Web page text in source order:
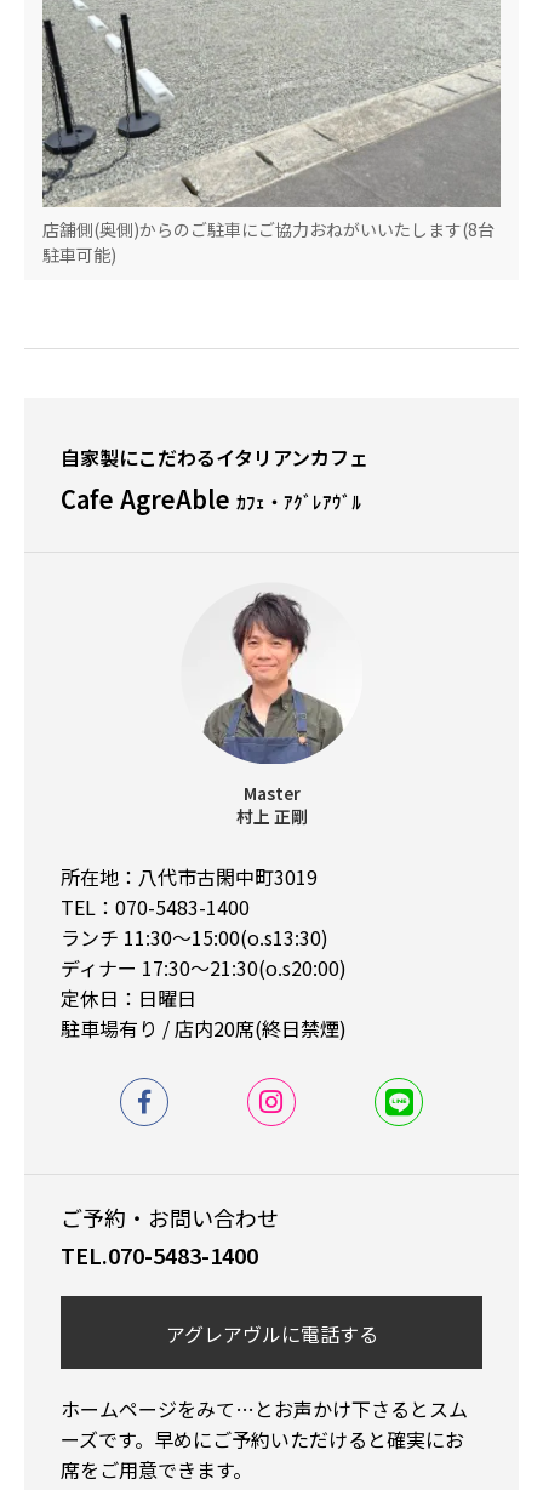
店舗側(奥側)からのご駐車にご協力おねがいいたします(8台
駐車可能)
自家製にこだわるイタリアンカフェ
Cafe AgreAble ｶﾌｪ・ｱｸﾞﾚｱｳﾞﾙ
Master
村上 正剛
所在地：八代市古閑中町3019
TEL：070-5483-1400
ランチ 11:30〜15:00(o.s13:30)
ディナー 17:30〜21:30(o.s20:00)
定休日：日曜日
駐車場有り / 店内20席(終日禁煙)
ご予約・お問い合わせ
TEL.070-5483-1400
アグレアヴルに電話する
ホームページをみて…とお声かけ下さるとスム
ーズです。早めにご予約いただけると確実にお
席をご用意できます。